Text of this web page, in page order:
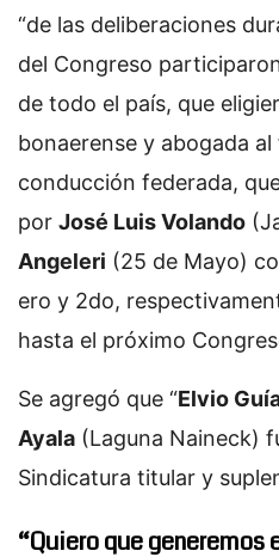
“de las deliberaciones
del Congreso
de todo el país, que
bonaerense y abogada
conducción federada,
por José Luis Volando
Angeleri (25 de Mayo)
ero y 2do,
hasta el próximo
Se agregó que “Elvio
Ayala (Laguna Naineck)
Sindicatura titular y
“Quiero que generemos